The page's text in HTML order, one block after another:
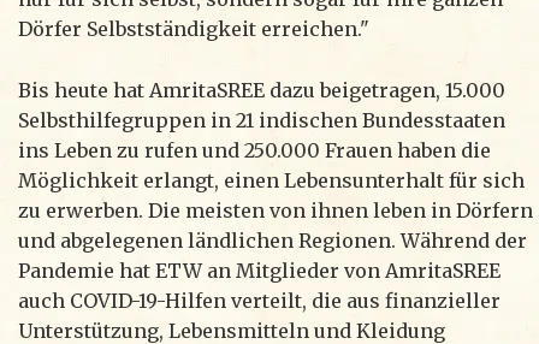
Dörfer Selbstständigkeit erreichen."
Bis heute hat AmritaSREE dazu beigetragen, 15.000
Selbsthilfegruppen in 21 indischen Bundesstaaten
ins Leben zu rufen und 250.000 Frauen haben die
Möglichkeit erlangt, einen Lebensunterhalt für sich
zu erwerben. Die meisten von ihnen leben in Dörfern
und abgelegenen ländlichen Regionen. Während der
Pandemie hat ETW an Mitglieder von AmritaSREE
auch COVID-19-Hilfen verteilt, die aus finanzieller
Unterstützung, Lebensmitteln und Kleidung